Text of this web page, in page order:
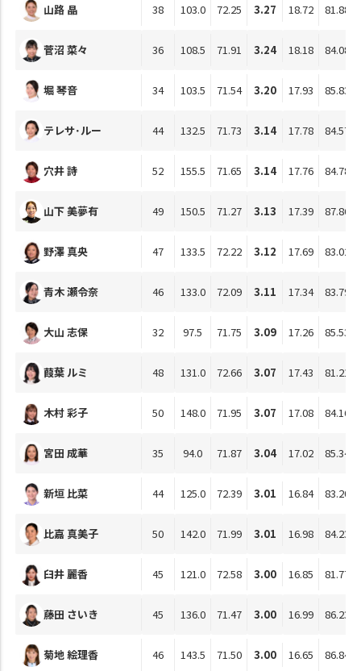
山路 晶 38 103.0 72.25 3.27 18.72 81.88
菅沼 菜々 36 108.5 71.91 3.24 18.18 84.08
堀 琴音 34 103.5 71.54 3.20 17.93 85.83
テレサ･ルー 44 132.5 71.73 3.14 17.78 84.57
穴井 詩 52 155.5 71.65 3.14 17.76 84.78
山下 美夢有 49 150.5 71.27 3.13 17.39 87.86
野澤 真央 47 133.5 72.22 3.12 17.69 83.02
青木 瀬令奈 46 133.0 72.09 3.11 17.34 83.79
大山 志保 32 97.5 71.75 3.09 17.26 85.53
葭葉 ルミ 48 131.0 72.66 3.07 17.43 81.21
木村 彩子 50 148.0 71.95 3.07 17.08 84.16
宮田 成華 35 94.0 71.87 3.04 17.02 85.34
新垣 比菜 44 125.0 72.39 3.01 16.84 83.20
比嘉 真美子 50 142.0 71.99 3.01 16.98 84.23
臼井 麗香 45 121.0 72.58 3.00 16.85 81.77
藤田 さいき 45 136.0 71.47 3.00 16.99 86.23
菊地 絵理香 46 143.5 71.50 3.00 16.65 86.84